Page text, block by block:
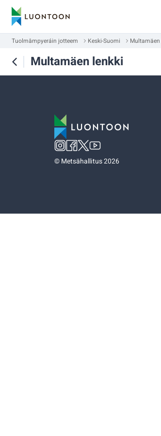
Tuolmâmpyeráin jotteem Keski-Suomi
Multamäen lenkki
©Metsähallitus 2026